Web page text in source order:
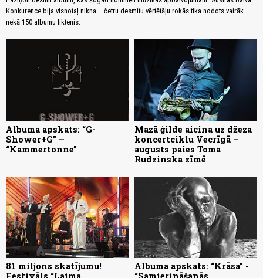
Konkurence bija visnotaļ nikna – četru desmitu vērtētāju rokās tika nodots vairāk
nekā 150 albumu liktenis.
Albuma apskats: “G-
Shower+G” –
“Kammertonne”
Mazā ģilde aicina uz džeza
koncertciklu Vecrīgā –
augusts paies Toma
Rudzinska zīmē
81 miljons skatījumu!
Albuma apskats: “Krāsa” -